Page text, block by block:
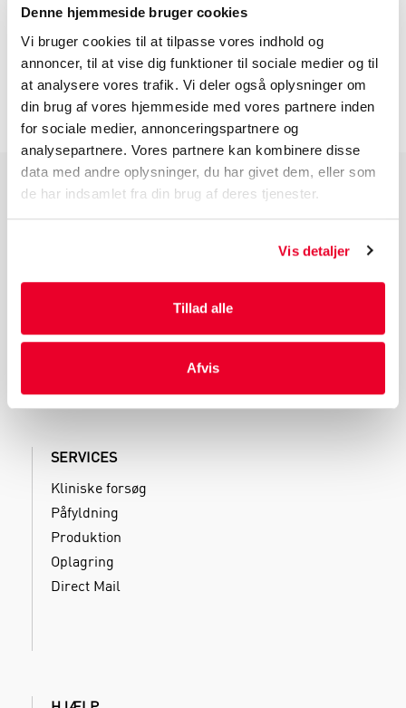
Denne hjemmeside bruger cookies
Vi bruger cookies til at tilpasse vores indhold og
annoncer, til at vise dig funktioner til sociale medier og til
at analysere vores trafik. Vi deler også oplysninger om
din brug af vores hjemmeside med vores partnere inden
for sociale medier, annonceringspartnere og
analysepartnere. Vores partnere kan kombinere disse
data med andre oplysninger, du har givet dem, eller som
de har indsamlet fra din brug af deres tjenester.
Vis detaljer
Tillad alle
Afvis
BESKRIVELSE
INFORMATION FØR DU BESTILLLER
Lamineret Emballage
Kuverter Og Emballage Til Forsendelse
Medicinsk Emballage
SERVICES
Kliniske forsøg
Påfyldning
Produktion
Oplagring
Direct Mail